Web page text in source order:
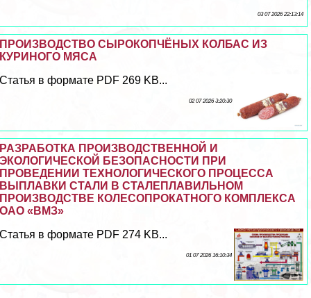
03 07 2026 22:13:14
ПРОИЗВОДСТВО СЫРОКОПЧЁНЫХ КОЛБАС ИЗ
КУРИНОГО МЯСА
Статья в формате PDF 269 KB...
02 07 2026 3:20:30
РАЗРАБОТКА ПРОИЗВОДСТВЕННОЙ И
ЭКОЛОГИЧЕСКОЙ БЕЗОПАСНОСТИ ПРИ
ПРОВЕДЕНИИ ТЕХНОЛОГИЧЕСКОГО ПРОЦЕССА
ВЫПЛАВКИ СТАЛИ В СТАЛЕПЛАВИЛЬНОМ
ПРОИЗВОДСТВЕ КОЛЕСОПРОКАТНОГО КОМПЛЕКСА
ОАО «ВМЗ»
Статья в формате PDF 274 KB...
01 07 2026 16:10:34